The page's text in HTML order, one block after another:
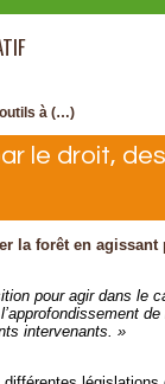
à (…)
le droit,
la forêt en
pour agir dans le
de
intervenants. »